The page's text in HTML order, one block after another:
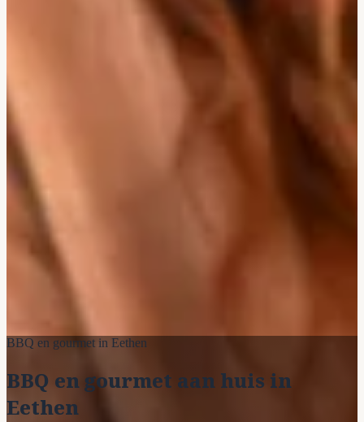
BBQ en gourmet in Eethen
BBQ en gourmet aan huis in
Eethen